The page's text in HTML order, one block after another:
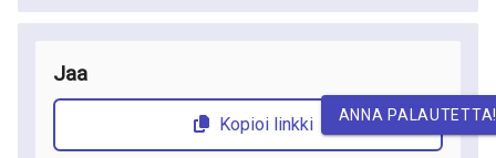
Jaa
Kopioi linkki ANNA PALAUTETTA!